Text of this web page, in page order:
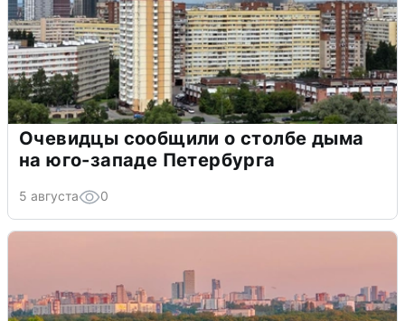
Очевидцы сообщили о столбе дыма
на юго-западе Петербурга
5 августа 0